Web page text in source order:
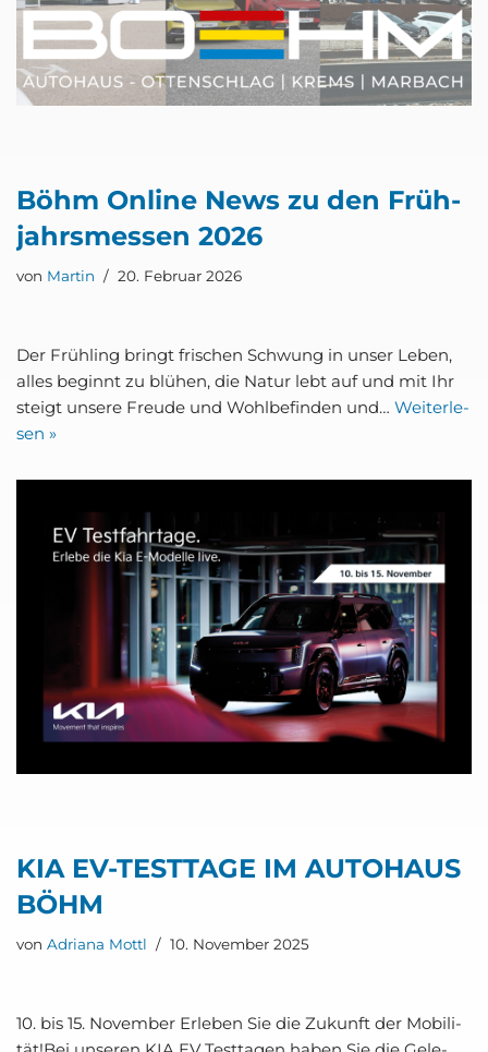
Böhm Online News zu den Früh­
jahrs­mes­sen 2026
von Martin 20. Februar 2026
Der Früh­ling bringt fri­schen Schwung in unser Leben,
alles beginnt zu blü­hen, die Natur lebt auf und mit Ihr
steigt unse­re Freu­de und Wohl­be­fin­den und… Wei­ter­le­
sen »
KIA EV-TEST­TA­GE IM AUTO­HAUS
BÖHM
von Adriana Mottl 10. November 2025
10. bis 15. Novem­ber Erle­ben Sie die Zukunft der Mobi­li­